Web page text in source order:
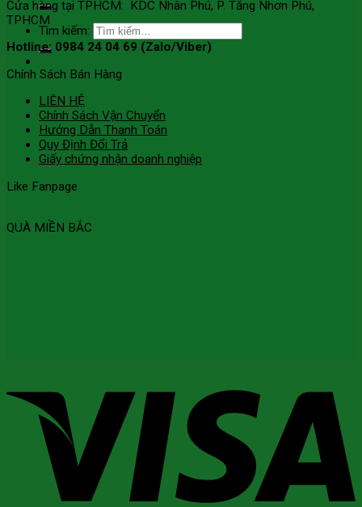
Tìm kiếm:
Cửa hàng tại TPHCM: KDC Nhân Phú, P. Tăng Nhơn Phú,
TPHCM
Hotline: 0984 24 04 69 (Zalo/Viber)
Chính Sách Bán Hàng
LIÊN HỆ
Chính Sách Vận Chuyển
Hướng Dẫn Thanh Toán
Quy Định Đổi Trả
Giấy chứng nhận doanh nghiệp
Like Fanpage
QUÀ MIỀN BẮC